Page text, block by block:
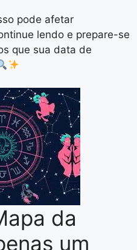
pode afetar
lendo e prepare-se
que sua data de
da
um